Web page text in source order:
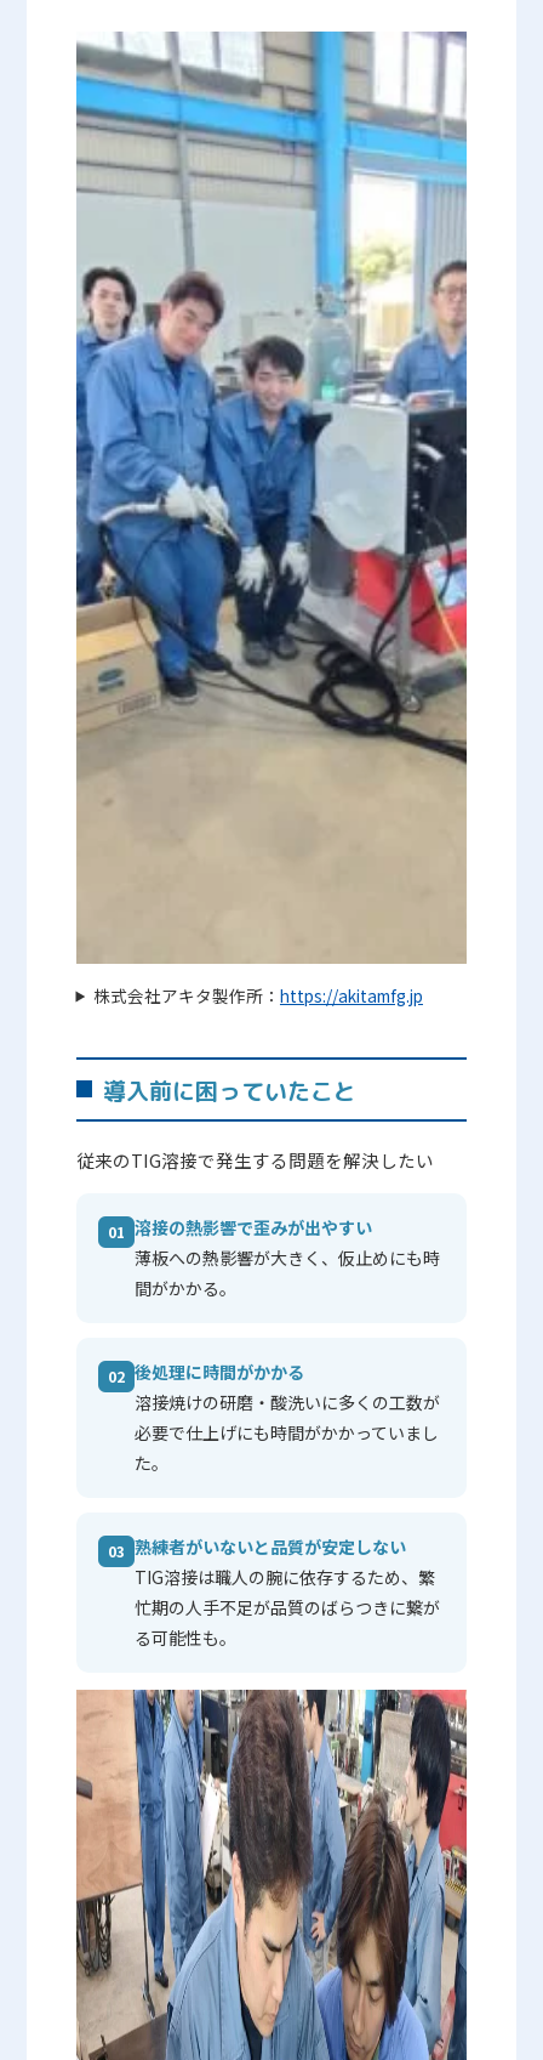
株式会社アキタ製作所： https://akitamfg.jp
導入前に困っていたこと
従来のTIG溶接で発生する問題を解決したい
01 溶接の熱影響で歪みが出やすい
薄板への熱影響が大きく、仮止めにも時
間がかかる。
02 後処理に時間がかかる
溶接焼けの研磨・酸洗いに多くの工数が
必要で仕上げにも時間がかかっていまし
た。
03 熟練者がいないと品質が安定しない
TIG溶接は職人の腕に依存するため、繁
忙期の人手不足が品質のばらつきに繋が
る可能性も。